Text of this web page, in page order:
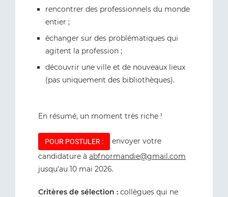
rencontrer des professionnels du monde
entier ;
échanger sur des problématiques qui
agitent la profession ;
découvrir une ville et de nouveaux lieux
(pas uniquement des bibliothèques).
En résumé, un moment très riche !
POUR POSTULER :
envoyer votre
candidature à abfnormandie@gmail.com
jusqu'au 10 mai 2026.
Critères de sélection : collègues qui ne